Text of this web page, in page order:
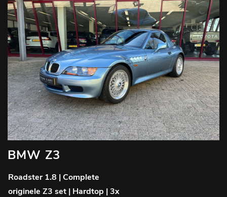
BMW Z3
Roadster 1.8 | Complete
originele Z3 set | Hardtop | 3x